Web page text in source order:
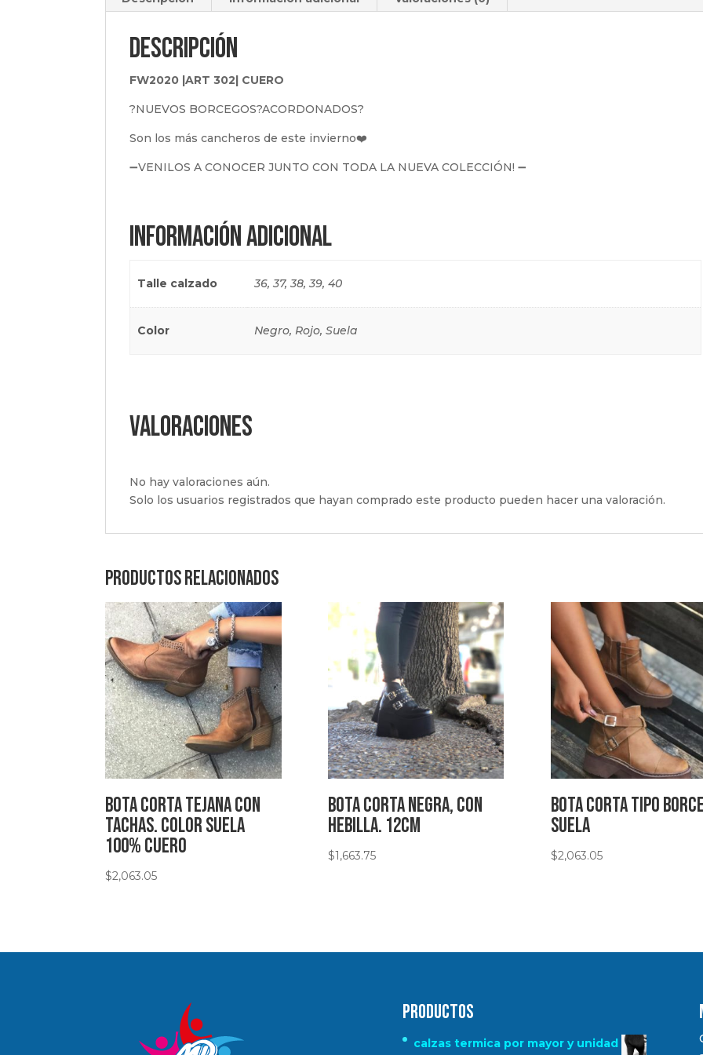
Descripción
FW2020 |ART 302| CUERO
?NUEVOS BORCEGOS?ACORDONADOS?
Son los más cancheros de este invierno❤️
➖VENILOS A CONOCER JUNTO CON TODA LA NUEVA COLECCIÓN! ➖
Información adicional
Talle calzado 36, 37, 38, 39, 40
Color Negro, Rojo, Suela
Valoraciones
No hay valoraciones aún.
Solo los usuarios registrados que hayan comprado este producto pueden hacer una valoración.
Productos relacionados
Bota corta tejana con
tachas. Color suela
100% Cuero
$2,063.05
Bota corta negra, con
hebilla. 12cm
$1,663.75
Bota corta tipo
Suela
$2,063.05
Productos
calzas termica por mayor y unidad